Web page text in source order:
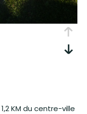
1,2 KM du centre-ville